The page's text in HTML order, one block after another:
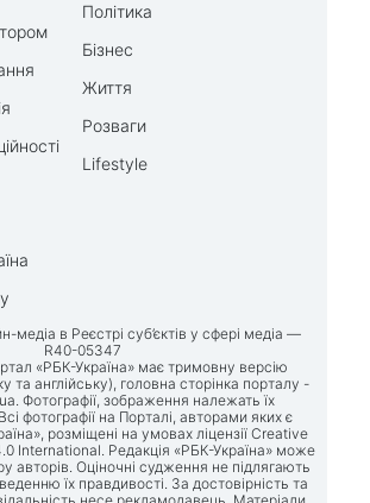
Політика
Бізнес
Життя
Розваги
Lifestyle
медіа в Реєстрі суб’єктів у сфері медіа —
R40-05347
«РБК-Україна» має тримовну версію
та англійську), головна сторінка порталу -
. Фотографії, зображення належать їх
фотографії на Порталі, авторами яких є
розміщені на умовах ліцензії Creative
International. Редакція «РБК-Україна» може
авторів. Оціночні судження не підлягають
їх правдивості. За достовірність та